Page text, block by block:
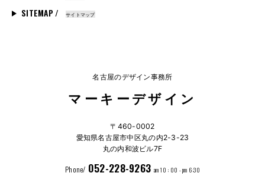
SITEMAP / サイトマップ
名古屋のデザイン事務所
マーキーデザイン
〒460-0002
愛知県名古屋市中区丸の内2-3-23
丸の内和波ビル7F
Phone/ 052-228-9263 am 10 : 00 - pm 6:30